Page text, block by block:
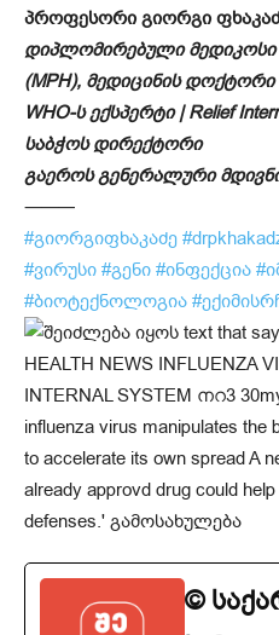
პროფესორი გიორგი
დიპლომირებული მედიკოსი
(MPH), მედიცინის დოქტორი
WHO-ს ექსპერტი | Relief
საბჭოს დირექტორი
გაეროს გენერალური
⸻
#გიორგიფხაკაძე
#ვირუსი #გენი #ინფექცია
#ბიოტექნოლოგია
©